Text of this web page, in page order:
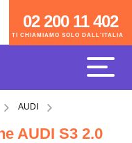
TI CHIAMIAMO SOLO DALL'ITALIA
02 200 11 402
AUDI
AUDI S3 2.0
02 200 11 402